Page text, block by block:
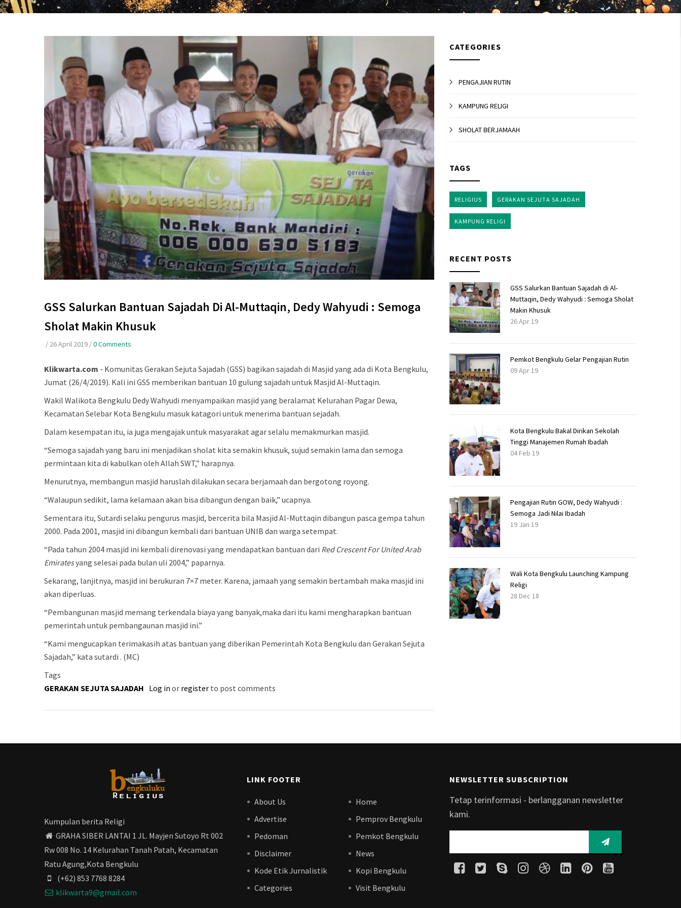
GSS Salurkan Bantuan Sajadah Di Al-Muttaqin, Dedy Wahyudi : Semoga
Sholat Makin Khusuk
/ 26 April 2019 /0 Comments
Klikwarta.com - Komunitas Gerakan Sejuta Sajadah (GSS) bagikan sajadah di Masjid yang ada di Kota Bengkulu,
Jumat (26/4/2019). Kali ini GSS memberikan bantuan 10 gulung sajadah untuk Masjid Al-Muttaqin.
Wakil Walikota Bengkulu Dedy Wahyudi menyampaikan masjid yang beralamat Kelurahan Pagar Dewa,
Kecamatan Selebar Kota Bengkulu masuk katagori untuk menerima bantuan sejadah.
Dalam kesempatan itu, ia juga mengajak untuk masyarakat agar selalu memakmurkan masjid.
“Semoga sajadah yang baru ini menjadikan sholat kita semakin khusuk, sujud semakin lama dan semoga
permintaan kita di kabulkan oleh Allah SWT,” harapnya.
Menurutnya, membangun masjid haruslah dilakukan secara berjamaah dan bergotong royong.
“Walaupun sedikit, lama kelamaan akan bisa dibangun dengan baik,” ucapnya.
Sementara itu, Sutardi selaku pengurus masjid, bercerita bila Masjid Al-Muttaqin dibangun pasca gempa tahun
2000. Pada 2001, masjid ini dibangun kembali dari bantuan UNIB dan warga setempat.
“Pada tahun 2004 masjid ini kembali direnovasi yang mendapatkan bantuan dari Red Crescent For United Arab
Emiratesyang selesai pada bulan uli 2004,” paparnya.
Sekarang, lanjitnya, masjid ini berukuran 7×7 meter. Karena, jamaah yang semakin bertambah maka masjid ini
akan diperluas.
“Pembangunan masjid memang terkendala biaya yang banyak,maka dari itu kami mengharapkan bantuan
pemerintah untuk pembangaunan masjid ini.”
“Kami mengucapkan terimakasih atas bantuan yang diberikan Pemerintah Kota Bengkulu dan Gerakan Sejuta
Sajadah,” kata sutardi . (MC)
Tags
GERAKAN SEJUTA SAJADAH Log in or register to post comments
CATEGORIES
PENGAJIAN RUTIN
KAMPUNG RELIGI
SHOLAT BERJAMAAH
TAGS
RELIGIUS GERAKAN SEJUTA SAJADAH
KAMPUNG RELIGI
RECENT POSTS
GSS Salurkan Bantuan Sajadah di Al-
Muttaqin, Dedy Wahyudi : Semoga Sholat
Makin Khusuk
26 Apr 19
Pemkot Bengkulu Gelar Pengajian Rutin
09 Apr 19
Kota Bengkulu Bakal Dirikan Sekolah
Tinggi Manajemen Rumah Ibadah
04 Feb 19
Pengajian Rutin GOW, Dedy Wahyudi :
Semoga Jadi Nilai Ibadah
19 Jan 19
Wali Kota Bengkulu Launching Kampung
Religi
28 Dec 18
Kumpulan berita Religi
GRAHA SIBER LANTAI 1 JL. Mayjen Sutoyo Rt 002
Rw 008 No. 14 Kelurahan Tanah Patah, Kecamatan
Ratu Agung,Kota Bengkulu
(+62) 853 7768 8284
klikwarta9@gmail.com
LINK FOOTER
About Us
Advertise
Pedoman
Disclaimer
Kode Etik Jurnalistik
Categories
Home
Pemprov Bengkulu
Pemkot Bengkulu
News
Kopi Bengkulu
Visit Bengkulu
NEWSLETTER SUBSCRIPTION
Tetap terinformasi - berlangganan newsletter
kami.